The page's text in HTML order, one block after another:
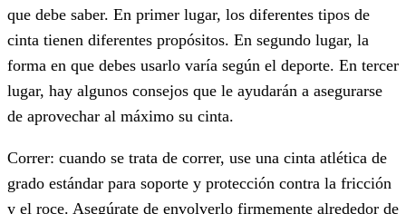
que debe saber. En primer lugar, los diferentes tipos de
cinta tienen diferentes propósitos. En segundo lugar, la
forma en que debes usarlo varía según el deporte. En tercer
lugar, hay algunos consejos que le ayudarán a asegurarse
de aprovechar al máximo su cinta.
Correr: cuando se trata de correr, use una cinta atlética de
grado estándar para soporte y protección contra la fricción
y el roce. Asegúrate de envolverlo firmemente alrededor de